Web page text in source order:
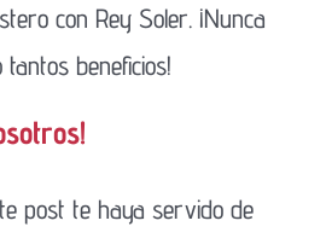
con Rey Soler. ¡Nunca
beneficios!
post te haya servido de